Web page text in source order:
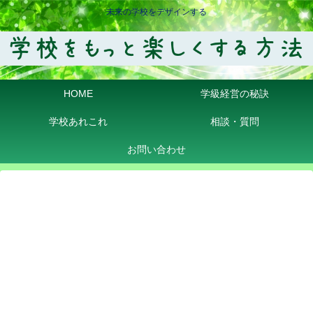
未来の学校をデザインする
HOME 学級経営の秘訣
学校あれこれ 相談・質問
お問い合わせ